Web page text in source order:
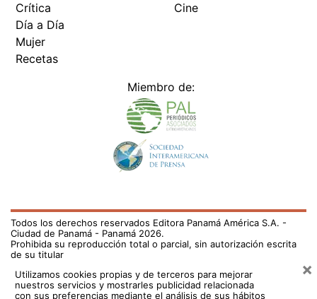
Crítica
Día a Día
Mujer
Recetas
Cine
Miembro de:
Todos los derechos reservados Editora Panamá América S.A. -
Ciudad de Panamá - Panamá 2026.
Prohibida su reproducción total o parcial, sin autorización escrita
de su titular
Utilizamos cookies propias y de terceros para mejorar
nuestros servicios y mostrarles publicidad relacionada
con sus preferencias mediante el análisis de sus hábitos
×